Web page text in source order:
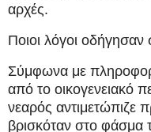
αρχές.
Ποιοι λόγοι οδήγησαν
Σύμφωνα με
από το οικογενειακό
νεαρός αντιμετώπιζε
βρισκόταν στο φάσμα